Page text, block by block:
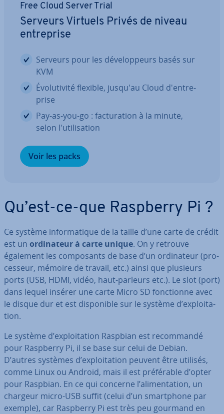
Free Cloud Server Trial
Serveurs Virtuels Privés de niveau
en­tre­prise
Serveurs pour les dé­ve­lop­peurs basés sur
KVM
Évo­lu­ti­vité flexible, jusqu'au Cloud d'en­tre­
prise
Pay-as-you-go : fac­tu­ra­tion à la minute,
selon l'uti­li­sa­tion
Voir les packs
Qu’est-ce-que Raspberry Pi ?
Ce système in­for­ma­tique de la taille d’une carte de crédit
est un or­di­na­teur à carte unique. On y retrouve
également les com­po­sants de base d’un or­di­na­teur (pro­
ces­seur, mémoire de travail, etc.) ainsi que plusieurs
ports (USB, HDMI, vidéo, haut-parleurs etc.). Le slot (port)
dans lequel insérer une carte Micro SD fonc­tionne avec
le disque dur et est dis­po­nible sur le système d’ex­ploi­ta­
tion.
Le système d’ex­ploi­ta­tion Raspbian est re­com­mandé
pour Raspberry Pi, il se base sur celui de Debian.
D’autres systèmes d’ex­ploi­ta­tion peuvent être utilisés,
comme Linux ou Android, mais il est pré­fé­rable d’opter
pour Raspbian. En ce qui concerne l’ali­men­ta­tion, un
chargeur micro-USB suffit (celui d’un smart­phone par
exemple), car Raspberry Pi est très peu gourmand en